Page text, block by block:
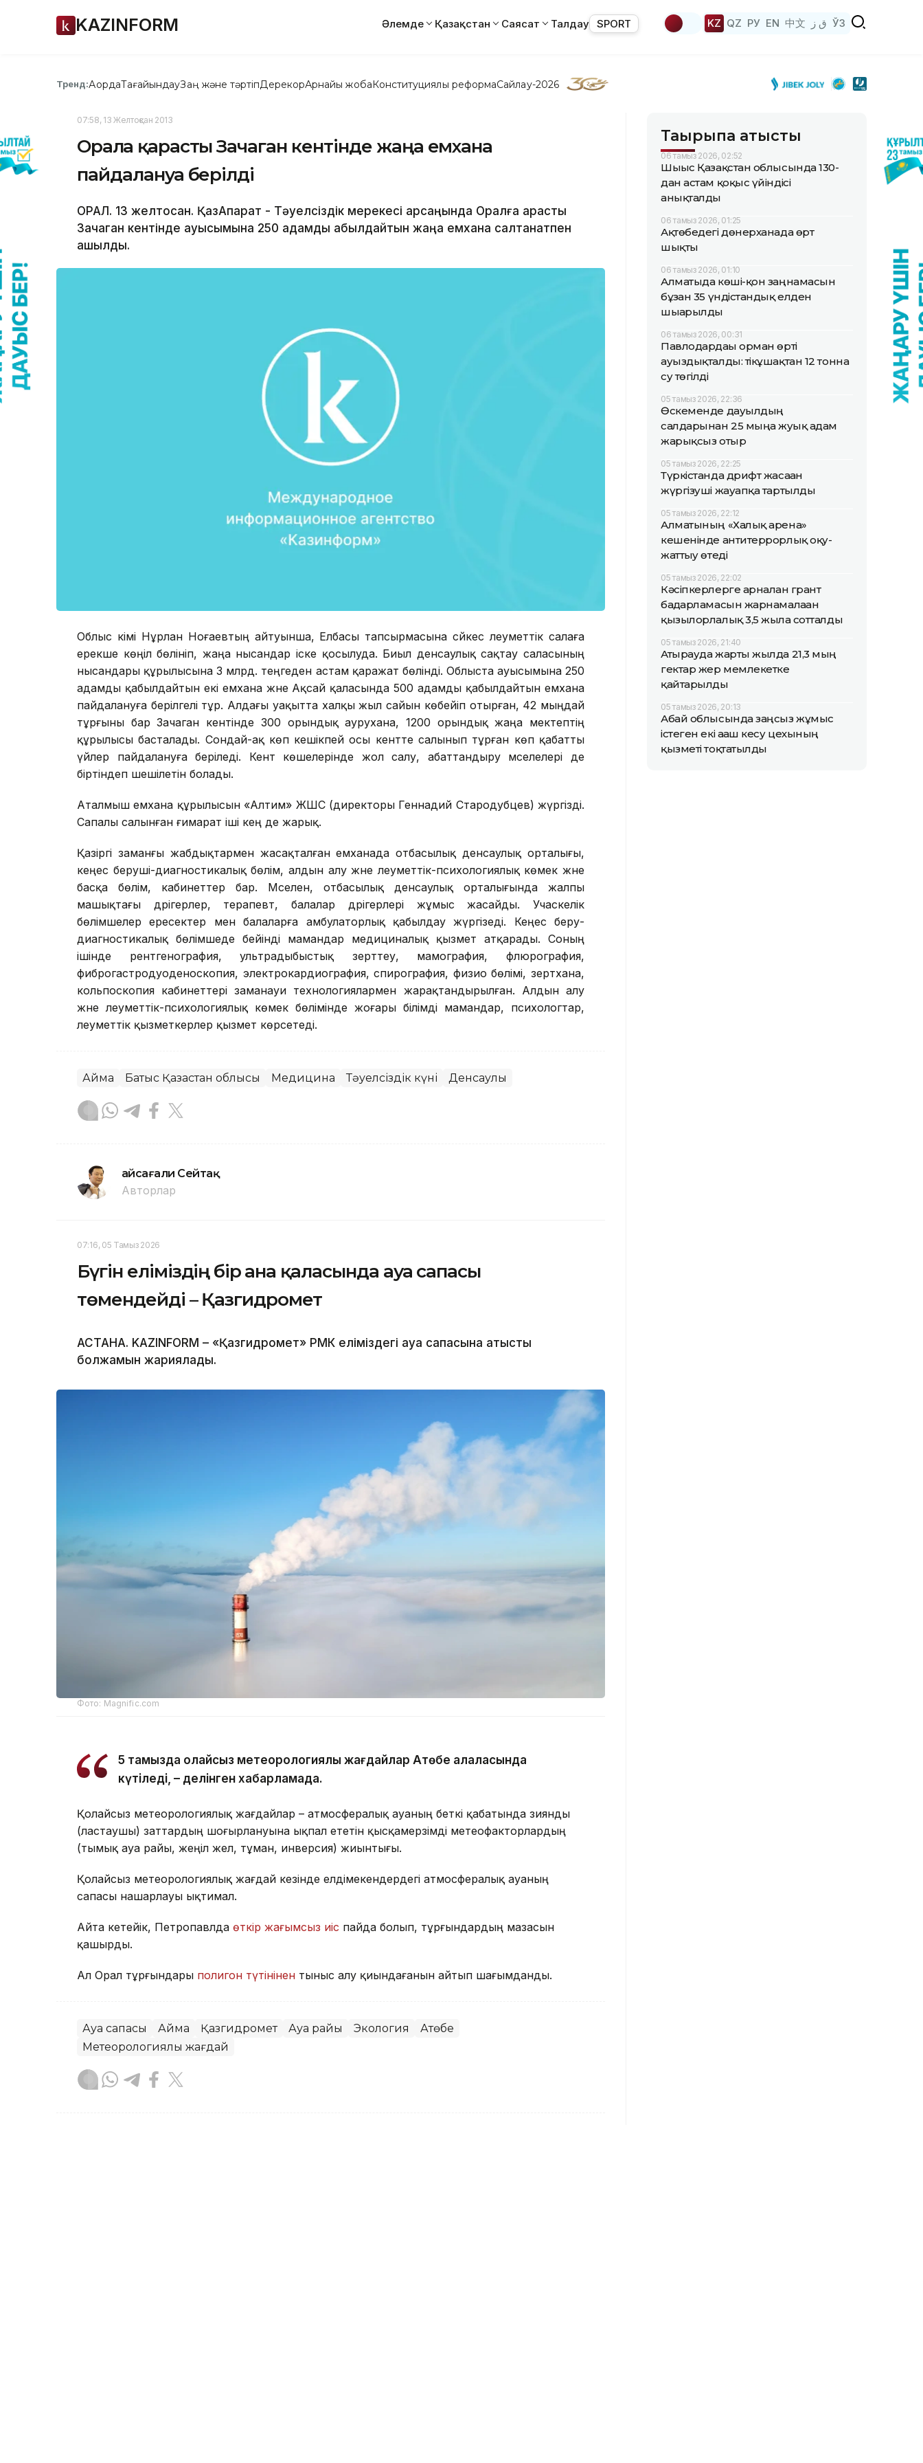
KAZINFORM Әлемде Қазақстан Саясат Талдау SPORT KZ QZ РУ EN 中文 ق ز ЎЗ
Тренд:АқордаТағайындауЗаң және тәртіпДерекқорАрнайы жобаКонституциялық реформаСайлау-2026
07:58, 13 Желтоқсан 2013
Оралға қарасты Зачаган кентінде жаңа емхана
пайдалануға берілді
ОРАЛ. 13 желтоқсан. ҚазАқпарат - Тәуелсіздік мерекесі қарсаңында Оралға қарасты
Зачаган кентінде ауысымына 250 адамды қабылдайтын жаңа емхана салтанатпен
ашылды.
Облыс әкімі Нұрлан Ноғаевтың айтуынша, Елбасы тапсырмасына сәйкес әлеуметтік салаға
ерекше көңіл бөлініп, жаңа нысандар іске қосылуда. Биыл денсаулық сақтау саласының
нысандары құрылысына 3 млрд. теңгеден астам қаражат бөлінді. Облыста ауысымына 250
адамды қабылдайтын екі емхана және Ақсай қаласында 500 адамды қабылдайтын емхана
пайдалануға берілгелі тұр. Алдағы уақытта халқы жыл сайын көбейіп отырған, 42 мыңдай
тұрғыны бар Зачаган кентінде 300 орындық аурухана, 1200 орындық жаңа мектептің
құрылысы басталады. Сондай-ақ көп кешікпей осы кентте салынып тұрған көп қабатты
үйлер пайдалануға беріледі. Кент көшелерінде жол салу, абаттандыру мәселелері де
біртіндеп шешілетін болады.
Аталмыш емхана құрылысын «Алтим» ЖШС (директоры Геннадий Стародубцев) жүргізді.
Сапалы салынған ғимарат іші кең де жарық.
Қазіргі заманғы жабдықтармен жасақталған емханада отбасылық денсаулық орталығы,
кеңес беруші-диагностикалық бөлім, алдын алу және әлеуметтік-психологиялық көмек және
басқа бөлім, кабинеттер бар. Мәселен, отбасылық денсаулық орталығында жалпы
машықтағы дәрігерлер, терапевт, балалар дәрігерлері жұмыс жасайды. Учаскелік
бөлімшелер ересектер мен балаларға амбулаторлық қабылдау жүргізеді. Кеңес беру-
диагностикалық бөлімшеде бейінді мамандар медициналық қызмет атқарады. Соның
ішінде рентгенография, ультрадыбыстық зерттеу, мамография, флюрография,
фиброгастродуоденоскопия, электрокардиография, спирография, физио бөлімі, зертхана,
кольпоскопия кабинеттері заманауи технологиялармен жарақтандырылған. Алдын алу
және әлеуметтік-психологиялық көмек бөлімінде жоғары білімді мамандар, психологтар,
әлеуметтік қызметкерлер қызмет көрсетеді.
Аймақ Батыс Қазақстан облысы Медицина Тәуелсіздік күні Денсаулық
Ғайсағали Сейтақ
Авторлар
07:16, 05 Тамыз 2026
Бүгін еліміздің бір ғана қаласында ауа сапасы
төмендейді – Қазгидромет
АСТАНА. KAZINFORM – «Қазгидромет» РМК еліміздегі ауа сапасына қатысты
болжамын жариялады.
Фото: Magnific.com
5 тамызда қолайсыз метеорологиялық жағдайлар Ақтөбе қалаласында
күтіледі, – делінген хабарламада.
Қолайсыз метеорологиялық жағдайлар – атмосфералық ауаның беткі қабатында зиянды
(ластаушы) заттардың шоғырлануына ықпал ететін қысқамерзімді метеофакторлардың
(тымық ауа райы, жеңіл жел, тұман, инверсия) жиынтығы.
Қолайсыз метеорологиялық жағдай кезінде елдімекендердегі атмосфералық ауаның
сапасы нашарлауы ықтимал.
Айта кетейік, Петропавлда өткір жағымсыз иіс пайда болып, тұрғындардың мазасын
қашырды.
Ал Орал тұрғындары полигон түтінінен тыныс алу қиындағанын айтып шағымданды.
Ауа сапасы Аймақ Қазгидромет Ауа райы Экология
Ақтөбе
Метеорологиялық жағдай
Тақырыпқа қатысты
06 тамыз 2026, 02:52
Шығыс Қазақстан облысында 130-
дан астам қоқыс үйіндісі
анықталды
06 тамыз 2026, 01:25
Ақтөбедегі дөнерханада өрт
шықты
06 тамыз 2026, 01:10
Алматыда көші-қон заңнамасын
бұзған 35 үндістандық елден
шығарылды
06 тамыз 2026, 00:31
Павлодардағы орман өрті
ауыздықталды: тікұшақтан 12 тонна
су төгілді
05 тамыз 2026, 22:36
Өскеменде дауылдың
салдарынан 25 мыңға жуық адам
жарықсыз отыр
05 тамыз 2026, 22:25
Түркістанда дрифт жасаған
жүргізуші жауапқа тартылды
05 тамыз 2026, 22:12
Алматының «Халық арена»
кешенінде антитеррорлық оқу-
жаттығу өтеді
05 тамыз 2026, 22:02
Кәсіпкерлерге арналған грант
бағдарламасын жарнамалаған
қызылорлалық 3,5 жылға сотталды
05 тамыз 2026, 21:40
Атырауда жарты жылда 21,3 мың
гектар жер мемлекетке
қайтарылды
05 тамыз 2026, 20:13
Абай облысында заңсыз жұмыс
істеген екі ағаш кесу цехының
қызметі тоқтатылды